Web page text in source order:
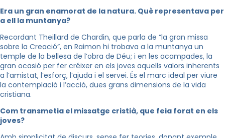
Era un gran enamorat de la natura. Què representava per
a ell la muntanya?
Recordant Theillard de Chardin, que parla de “la gran missa
sobre la Creació”, en Raimon hi trobava a la muntanya un
temple de la bellesa de l’obra de Déu; i en les acampades, la
gran ocasió per fer créixer en els joves aquells valors inherents
a l’amistat, l’esforç, l’ajuda i el servei. És el marc ideal per viure
la contemplació i l’acció, dues grans dimensions de la vida
cristiana.
Com transmetia el missatge cristià, que feia forat en els
joves?